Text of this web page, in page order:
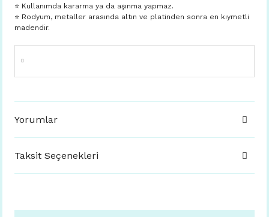
⭐️ Kullanımda kararma ya da aşınma yapmaz.
⭐️ Rodyum, metaller arasında altın ve platinden sonra en kıymetli
madendir.
Yorumlar
Taksit Seçenekleri